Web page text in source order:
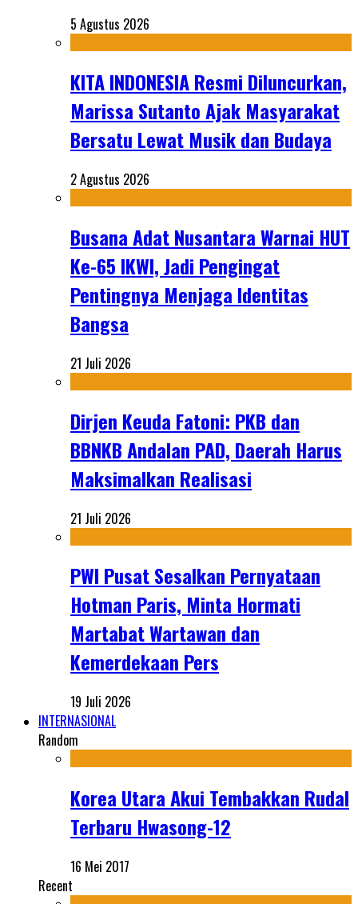
5 Agustus 2026
KITA INDONESIA Resmi Diluncurkan,
Marissa Sutanto Ajak Masyarakat
Bersatu Lewat Musik dan Budaya
2 Agustus 2026
Busana Adat Nusantara Warnai HUT
Ke-65 IKWI, Jadi Pengingat
Pentingnya Menjaga Identitas
Bangsa
21 Juli 2026
Dirjen Keuda Fatoni: PKB dan
BBNKB Andalan PAD, Daerah Harus
Maksimalkan Realisasi
21 Juli 2026
PWI Pusat Sesalkan Pernyataan
Hotman Paris, Minta Hormati
Martabat Wartawan dan
Kemerdekaan Pers
19 Juli 2026
INTERNASIONAL
Random
Korea Utara Akui Tembakkan Rudal
Terbaru Hwasong-12
16 Mei 2017
Recent